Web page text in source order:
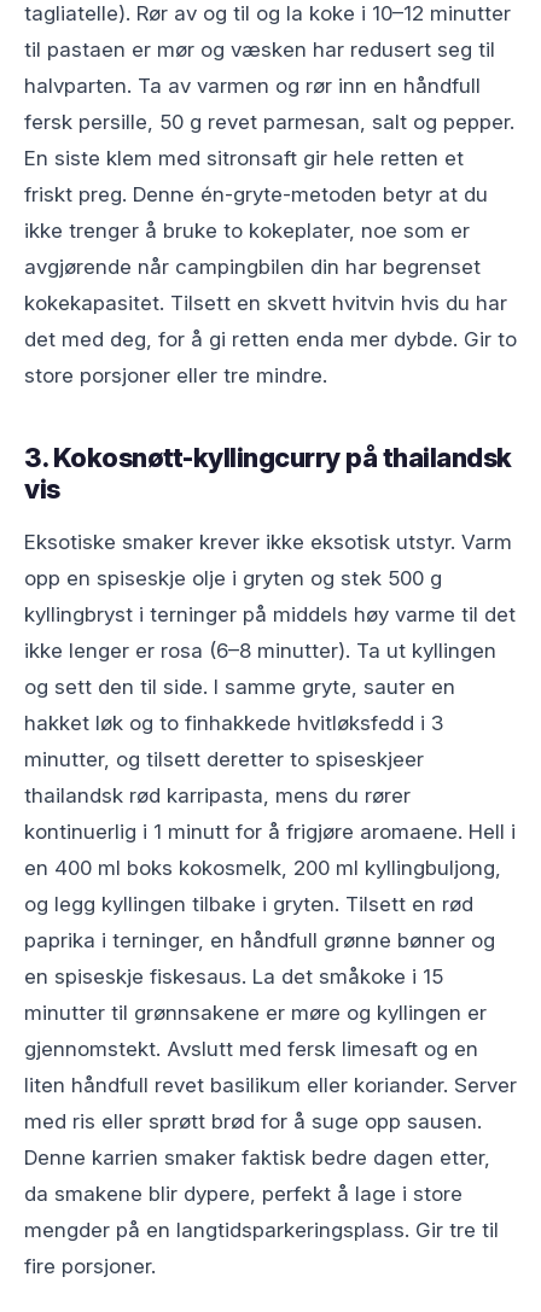
tagliatelle). Rør av og til og la koke i 10–12 minutter
til pastaen er mør og væsken har redusert seg til
halvparten. Ta av varmen og rør inn en håndfull
fersk persille, 50 g revet parmesan, salt og pepper.
En siste klem med sitronsaft gir hele retten et
friskt preg. Denne én-gryte-metoden betyr at du
ikke trenger å bruke to kokeplater, noe som er
avgjørende når campingbilen din har begrenset
kokekapasitet. Tilsett en skvett hvitvin hvis du har
det med deg, for å gi retten enda mer dybde. Gir to
store porsjoner eller tre mindre.
3. Kokosnøtt-kyllingcurry på thailandsk
vis
Eksotiske smaker krever ikke eksotisk utstyr. Varm
opp en spiseskje olje i gryten og stek 500 g
kyllingbryst i terninger på middels høy varme til det
ikke lenger er rosa (6–8 minutter). Ta ut kyllingen
og sett den til side. I samme gryte, sauter en
hakket løk og to finhakkede hvitløksfedd i 3
minutter, og tilsett deretter to spiseskjeer
thailandsk rød karripasta, mens du rører
kontinuerlig i 1 minutt for å frigjøre aromaene. Hell i
en 400 ml boks kokosmelk, 200 ml kyllingbuljong,
og legg kyllingen tilbake i gryten. Tilsett en rød
paprika i terninger, en håndfull grønne bønner og
en spiseskje fiskesaus. La det småkoke i 15
minutter til grønnsakene er møre og kyllingen er
gjennomstekt. Avslutt med fersk limesaft og en
liten håndfull revet basilikum eller koriander. Server
med ris eller sprøtt brød for å suge opp sausen.
Denne karrien smaker faktisk bedre dagen etter,
da smakene blir dypere, perfekt å lage i store
mengder på en langtidsparkeringsplass. Gir tre til
fire porsjoner.